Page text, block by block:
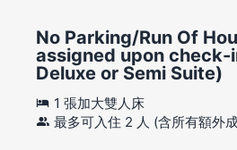
No Parking/Run Of
assigned upon check-
Deluxe or Semi Suite)
1 張加大雙人床
最多可入住 2 人 (含所有額外